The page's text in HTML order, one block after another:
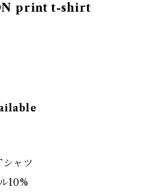
print t-shirt
ャツ
10%